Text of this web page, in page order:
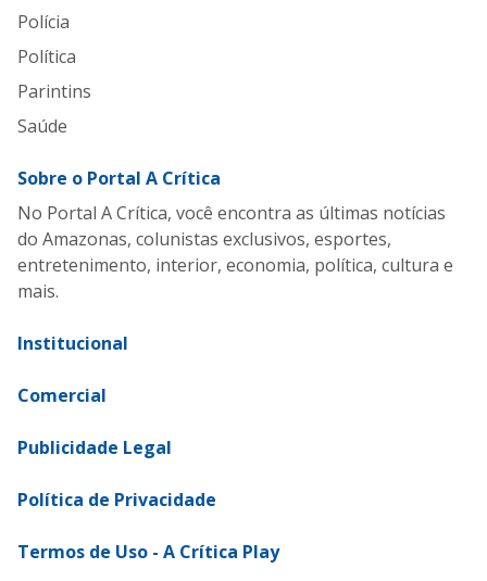
Polícia
Política
Parintins
Saúde
Sobre o Portal A Crítica
No Portal A Crítica, você encontra as últimas notícias
do Amazonas, colunistas exclusivos, esportes,
entretenimento, interior, economia, política, cultura e
mais.
Institucional
Comercial
Publicidade Legal
Política de Privacidade
Termos de Uso - A Crítica Play